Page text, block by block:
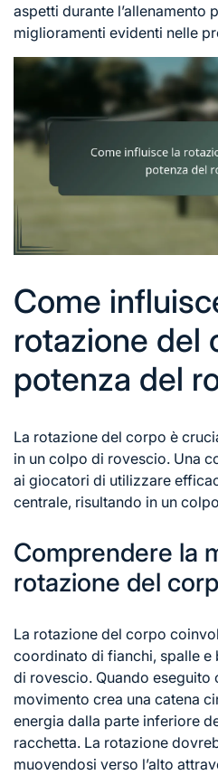
aspetti durante l’allenamento
miglioramenti evidenti nelle
Come
rotazione del
potenza del
La rotazione del corpo è
in un colpo di rovescio. Una
ai giocatori di utilizzare
centrale, risultando in un
Comprendere la
rotazione del
La rotazione del corpo
coordinato di fianchi, spalle e
di rovescio. Quando eseguito
movimento crea una catena
energia dalla parte inferiore
racchetta. La rotazione
muovendosi verso l’alto